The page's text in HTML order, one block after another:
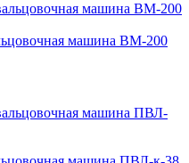
машина ВМ-200